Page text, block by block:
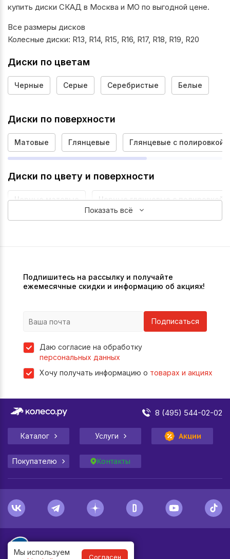
Мы используем
Согласен
купить диски СКАД в Москва и МО по выгодной цене.
Все размеры дисков
Колесные диски: R13, R14, R15, R16, R17, R18, R19, R20
Диски по цветам
Черные Серые Серебристые Белые
Диски по поверхности
Матовые Глянцевые Глянцевые с полировкой
Диски по цвету и поверхности
Черные матовые
Черные глянцевые с полировкой
Показать всё
Подпишитесь на рассылку и получайте
ежемесячные скидки и информацию об акциях!
Подписаться
Даю согласие на обработку
персональных данных
Хочу получать информацию о товарах и акциях
8 (495) 544-02-02
Каталог Услуги Акции
Покупателю Контакты